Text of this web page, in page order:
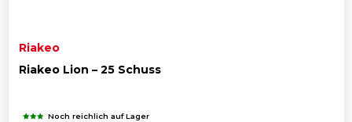
Riakeo
Riakeo Lion – 25 Schuss
Noch reichlich auf Lager